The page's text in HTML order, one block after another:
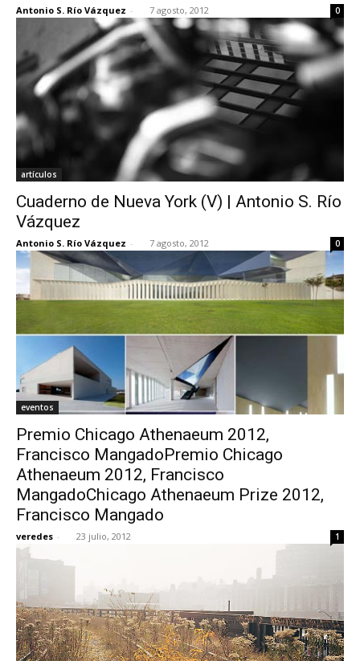
Antonio S. Río Vázquez - 7 agosto, 2012 0
artículos
Cuaderno de Nueva York (V) | Antonio S. Río
Vázquez
Antonio S. Río Vázquez - 7 agosto, 2012 0
eventos
Premio Chicago Athenaeum 2012,
Francisco MangadoPremio Chicago
Athenaeum 2012, Francisco
MangadoChicago Athenaeum Prize 2012,
Francisco Mangado
veredes - 23 julio, 2012 1